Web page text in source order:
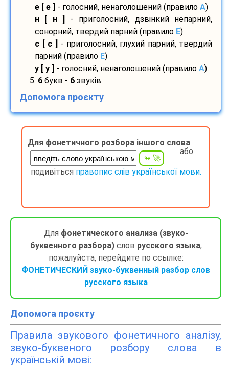
е [ е ] - голосний, ненаголошений (правило A)
н [ н ]
- приголосний, дзвінкий непарний,
сонорний, твердий парний (правило E)
с [ с ]
- приголосний, глухий парний, твердий
парний (правило E)
у [ у ]
- голосний, ненаголошений (правило A)
5. 6 букв - 6 звуків
Допомога проєкту
Для фонетичного розбора іншого слова
або
подивіться правопис слів української мови.
Для фонетического анализа (звуко-
буквенного разбора)слов русского языка,
пожалуйста, перейдите по ссылке:
ФОНЕТИЧЕСКИЙ звуко-буквенный разбор слов
русского языка
Допомога проєкту
Правила звукового фонетичного аналізу,
звуко-буквеного розбору слова в
українській мові: